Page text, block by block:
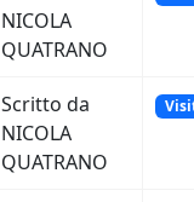
NICOLA
QUATRANO
Scritto da
NICOLA
QUATRANO